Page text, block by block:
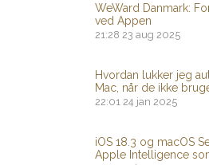
WeWard Danmark:
ved Appen
21:28 23 aug 2025
Hvordan lukker jeg
Mac, når de ikke
22:01 24 jan 2025
iOS 18.3 og macOS
Apple Intelligence